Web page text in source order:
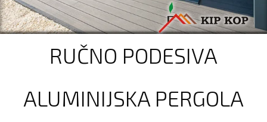
RUČNO PODESIVA
ALUMINIJSKA PERGOLA